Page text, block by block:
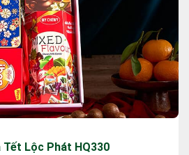
Tết Lộc Phát HQ330